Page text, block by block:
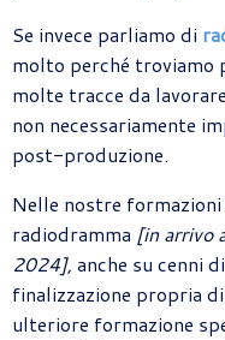
Se invece parliamo di
molto perché troviamo
molte tracce da
non necessariamente
post-produzione.
Nelle nostre
radiodramma [in arrivo
2024], anche su cenni
finalizzazione propria
ulteriore formazione